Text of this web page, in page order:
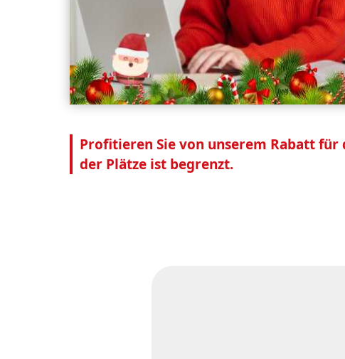
Profitieren Sie von unserem Rabatt für
der Plätze ist begrenzt.